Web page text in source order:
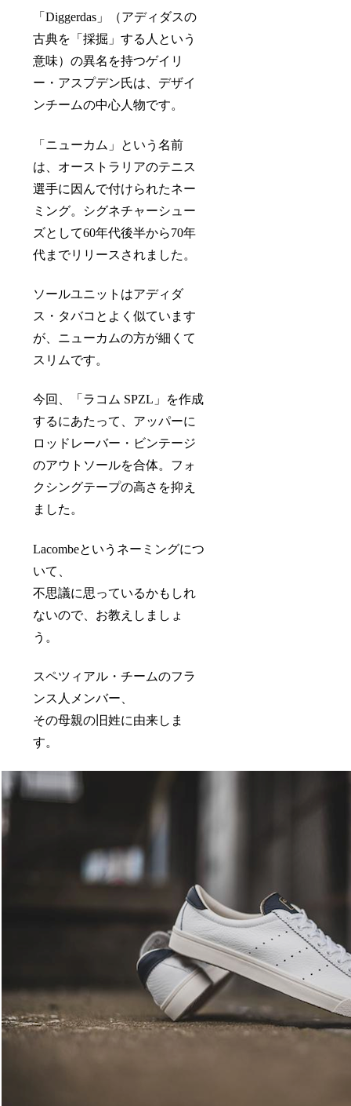
「Diggerdas」（アディダスの
古典を「採掘」する人という
意味）の異名を持つゲイリ
ー・アスプデン氏は、デザイ
ンチームの中心人物です。
「ニューカム」という名前
は、オーストラリアのテニス
選手に因んで付けられたネー
ミング。シグネチャーシュー
ズとして60年代後半から70年
代までリリースされました。
ソールユニットはアディダ
ス・タバコとよく似ています
が、ニューカムの方が細くて
スリムです。
今回、「ラコム SPZL」を作成
するにあたって、アッパーに
ロッドレーバー・ビンテージ
のアウトソールを合体。フォ
クシングテープの高さを抑え
ました。
Lacombeというネーミングにつ
いて、
不思議に思っているかもしれ
ないので、お教えしましょ
う。
スペツィアル・チームのフラ
ンス人メンバー、
その母親の旧姓に由来しま
す。